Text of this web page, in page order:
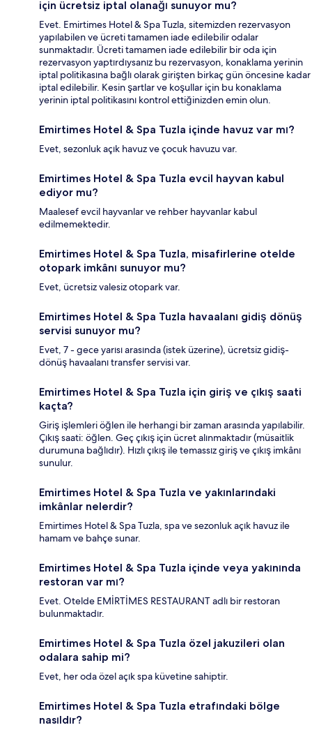
için ücretsiz iptal olanağı sunuyor mu?
Evet. Emirtimes Hotel & Spa Tuzla, sitemizden rezervasyon
yapılabilen ve ücreti tamamen iade edilebilir odalar
sunmaktadır. Ücreti tamamen iade edilebilir bir oda için
rezervasyon yaptırdıysanız bu rezervasyon, konaklama yerinin
iptal politikasına bağlı olarak girişten birkaç gün öncesine kadar
iptal edilebilir. Kesin şartlar ve koşullar için bu konaklama
yerinin iptal politikasını kontrol ettiğinizden emin olun.
Emirtimes Hotel & Spa Tuzla içinde havuz var mı?
Evet, sezonluk açık havuz ve çocuk havuzu var.
Emirtimes Hotel & Spa Tuzla evcil hayvan kabul
ediyor mu?
Maalesef evcil hayvanlar ve rehber hayvanlar kabul
edilmemektedir.
Emirtimes Hotel & Spa Tuzla, misafirlerine otelde
otopark imkânı sunuyor mu?
Evet, ücretsiz valesiz otopark var.
Emirtimes Hotel & Spa Tuzla havaalanı gidiş dönüş
servisi sunuyor mu?
Evet, 7 - gece yarısı arasında (istek üzerine), ücretsiz gidiş-
dönüş havaalanı transfer servisi var.
Emirtimes Hotel & Spa Tuzla için giriş ve çıkış saati
kaçta?
Giriş işlemleri öğlen ile herhangi bir zaman arasında yapılabilir.
Çıkış saati: öğlen. Geç çıkış için ücret alınmaktadır (müsaitlik
durumuna bağlıdır). Hızlı çıkış ile temassız giriş ve çıkış imkânı
sunulur.
Emirtimes Hotel & Spa Tuzla ve yakınlarındaki
imkânlar nelerdir?
Emirtimes Hotel & Spa Tuzla, spa ve sezonluk açık havuz ile
hamam ve bahçe sunar.
Emirtimes Hotel & Spa Tuzla içinde veya yakınında
restoran var mı?
Evet. Otelde EMİRTİMES RESTAURANT adlı bir restoran
bulunmaktadır.
Emirtimes Hotel & Spa Tuzla özel jakuzileri olan
odalara sahip mi?
Evet, her oda özel açık spa küvetine sahiptir.
Emirtimes Hotel & Spa Tuzla etrafındaki bölge
nasıldır?